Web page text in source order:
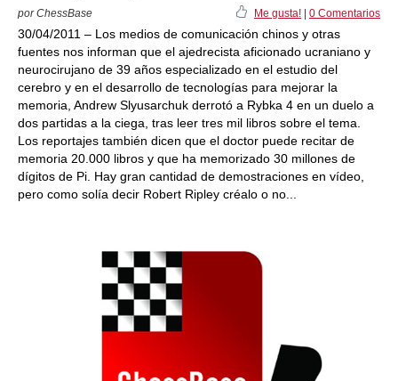
por ChessBase Me gusta! 0 Comentarios
30/04/2011 – Los medios de comunicación chinos y otras
fuentes nos informan que el ajedrecista aficionado ucraniano y
neurocirujano de 39 años especializado en el estudio del
cerebro y en el desarrollo de tecnologías para mejorar la
memoria, Andrew Slyusarchuk derrotó a Rybka 4 en un duelo a
dos partidas a la ciega, tras leer tres mil libros sobre el tema.
Los reportajes también dicen que el doctor puede recitar de
memoria 20.000 libros y que ha memorizado 30 millones de
dígitos de Pi. Hay gran cantidad de demostraciones en vídeo,
pero como solía decir Robert Ripley créalo o no...